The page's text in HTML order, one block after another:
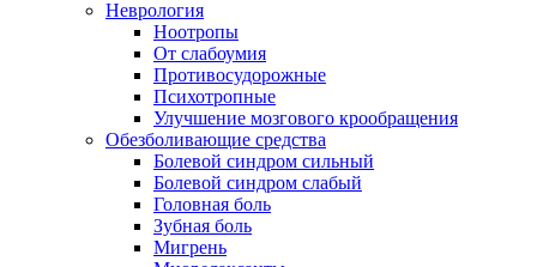
Неврология
Ноотропы
От слабоумия
Противосудорожные
Психотропные
Улучшение мозгового крообращения
Обезболивающие средства
Болевой синдром сильный
Болевой синдром слабый
Головная боль
Зубная боль
Мигрень